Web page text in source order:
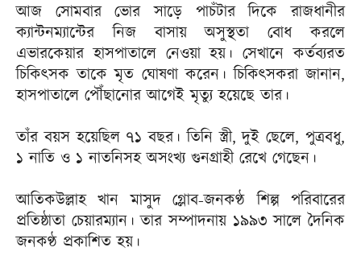
আজ সোমবার ভোর সাড়ে পাচঁটার দিকে রাজধানীর
ক্যান্টনম্যান্টের নিজ বাসায় অসুস্থতা বোধ করলে
এভারকেয়ার হাসপাতালে নেওয়া হয়। সেখানে কর্তব্যরত
চিকিৎসক তাকে মৃত ঘোষণা করেন। চিকিৎসকরা জানান,
হাসপাতালে পৌঁছানোর আগেই মৃত্যু হয়েছে তার।
তাঁর বয়স হয়েছিল ৭১ বছর। তিনি স্ত্রী, দুই ছেলে, পুত্রবধু,
১ নাতি ও ১ নাতনিসহ অসংখ্য গুনগ্রাহী রেখে গেছেন।
আতিকউল্লাহ খান মাসুদ গ্লোব-জনকণ্ঠ শিল্প পরিবারের
প্রতিষ্ঠাতা চেয়ারম্যান। তার সম্পাদনায় ১৯৯৩ সালে দৈনিক
জনকণ্ঠ প্রকাশিত হয়।